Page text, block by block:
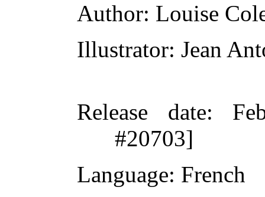
Author: Louise
Illustrator: Jean
Release date:
#20703]
Language: French